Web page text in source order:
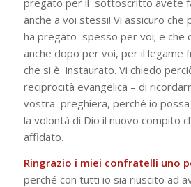
anche a voi stessi! Vi assicuro
ha pregato spesso per voi; e che
anche dopo per voi, per il legame
che si è instaurato. Vi chiedo
reciprocità evangelica – di
vostra preghiera, perché io
la volontà di Dio il nuovo compito
affidato.
Ringrazio i miei confratelli uno
perché con tutti io sia riuscito ad